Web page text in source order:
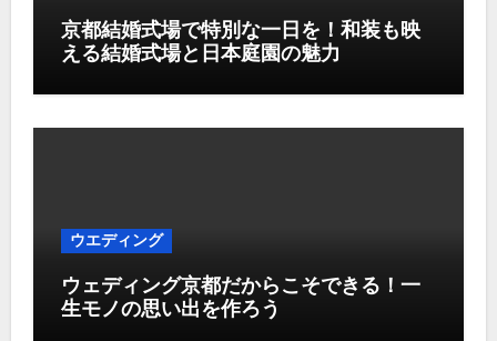
京都結婚式場で特別な一日を！和装も映
える結婚式場と日本庭園の魅力
ウエディング
ウェディング京都だからこそできる！一
生モノの思い出を作ろう